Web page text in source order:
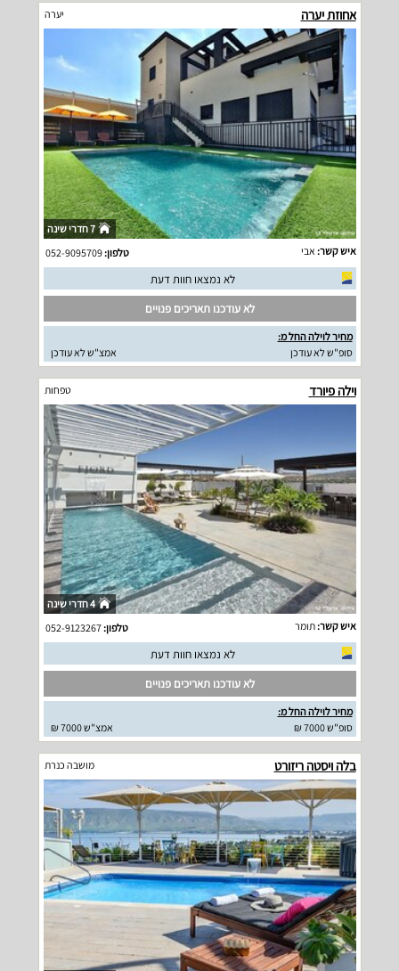
אחוזת יערה יערה
7 חדרי שינה
איש קשר: אבי טלפון:052-9095709
לא נמצאו חוות דעת
לא עודכנו תאריכים פנויים
מחיר לוילה החל מ:
סופ"ש לא עודכן
אמצ"ש לא עודכן
וילה פיורד טפחות
4 חדרי שינה
איש קשר:תומר טלפון:052-9123267
לא נמצאו חוות דעת
לא עודכנו תאריכים פנויים
מחיר לוילה החל מ:
סופ"ש 7000 ₪
אמצ"ש 7000 ₪
בלה ויסטה ריזורט מושבה כנרת